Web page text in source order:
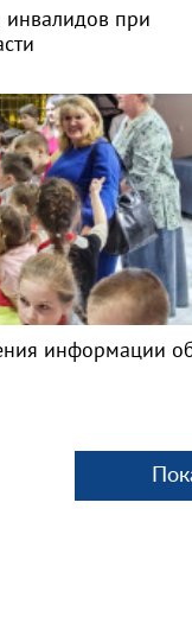
при
информации